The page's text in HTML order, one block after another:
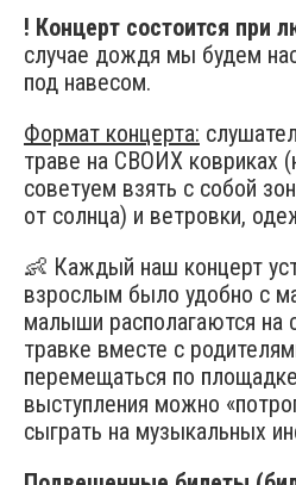
! Концерт состоится при
случае дождя мы будем
под навесом.
Формат концерта:
траве на СВОИХ ковриках
советуем взять с собой
от солнца) и ветровки,
👶 Каждый наш концерт
взрослым было удобно с
малыши располагаются на
травке вместе с
перемещаться по
выступления можно
сыграть на музыкальных